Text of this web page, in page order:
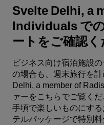
Svelte Delhi, a
Individuals で
ートをご確認
ビジネス向け宿泊施設
の場合も、週末旅行を
Delhi, a member of
ァーをこちらでご覧く
手頃で楽しいものにす
テルパッケージで特別